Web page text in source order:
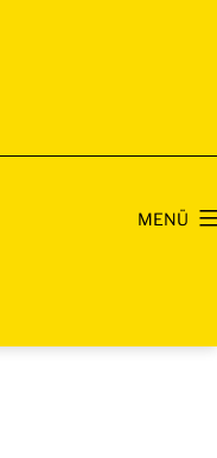
MENÜ